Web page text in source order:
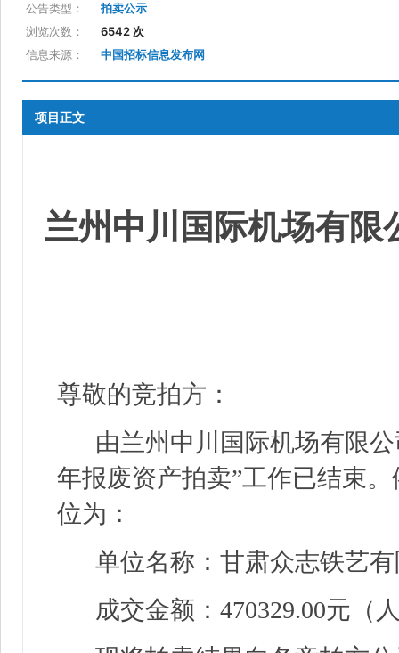
公告类型：
拍卖公示
浏览次数：
6542 次
信息来源：
中国招标信息发布网
项目正文